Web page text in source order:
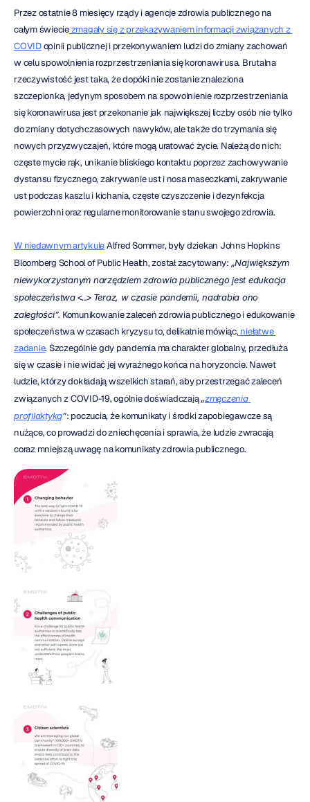
Przez ostatnie 8 miesięcy rządy i agencje zdrowia publicznego na
całym świecie zmagały się z przekazywaniem informacji związanych z
COVID opinii publicznej i przekonywaniem ludzi do zmiany zachowań
w celu spowolnienia rozprzestrzeniania się koronawirusa. Brutalna
rzeczywistość jest taka, że dopóki nie zostanie znaleziona
szczepionka, jedynym sposobem na spowolnienie rozprzestrzeniania
się koronawirusa jest przekonanie jak największej liczby osób nie tylko
do zmiany dotychczasowych nawyków, ale także do trzymania się
nowych przyzwyczajeń, które mogą uratować życie. Należą do nich:
częste mycie rąk, unikanie bliskiego kontaktu poprzez zachowywanie
dystansu fizycznego, zakrywanie ust i nosa maseczkami, zakrywanie
ust podczas kaszlu i kichania, częste czyszczenie i dezynfekcja
powierzchni oraz regularne monitorowanie stanu swojego zdrowia.
W niedawnym artykule Alfred Sommer, były dziekan Johns Hopkins
Bloomberg School of Public Health, został zacytowany: „Największym
niewykorzystanym narzędziem zdrowia publicznego jest edukacja
społeczeństwa <…> Teraz, w czasie pandemii, nadrabia ono
zaległości”. Komunikowanie zaleceń zdrowia publicznego i edukowanie
społeczeństwa w czasach kryzysu to, delikatnie mówiąc, niełatwe
zadanie. Szczególnie gdy pandemia ma charakter globalny, przedłuża
się w czasie i nie widać jej wyraźnego końca na horyzoncie. Nawet
ludzie, którzy dokładają wszelkich starań, aby przestrzegać zaleceń
związanych z COVID-19, ogólnie doświadczają „zmęczenia
profilaktyką”: poczucia, że komunikaty i środki zapobiegawcze są
nużące, co prowadzi do zniechęcenia i sprawia, że ludzie zwracają
coraz mniejszą uwagę na komunikaty zdrowia publicznego.